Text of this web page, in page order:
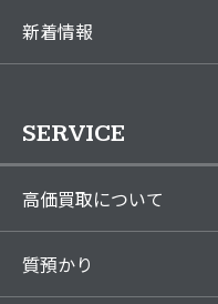
新着情報
SERVICE
高価買取について
質預かり